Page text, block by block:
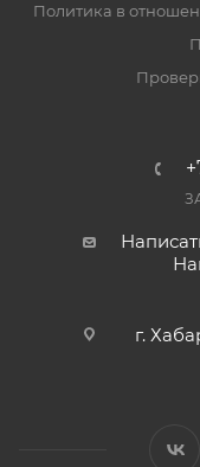
Политика в
г.